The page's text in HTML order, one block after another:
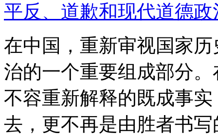
平反、道歉和现代道德政
在中国，重新审视国家
治的一个重要组成部分
不容重新解释的既成事
去，更不再是由胜者书